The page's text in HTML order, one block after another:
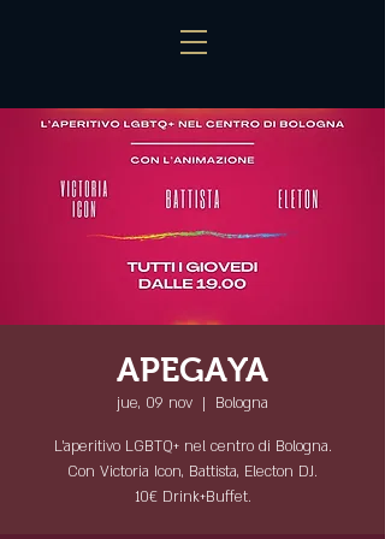
APEGAYA
jue, 09 nov
  |
Bologna
L'aperitivo LGBTQ+ nel centro di Bologna.
Con Victoria Icon, Battista, Electon DJ.
10€ Drink+Buffet.